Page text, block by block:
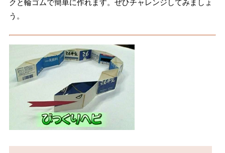
クと輪ゴムで簡単に作れます。ぜひチャレンジしてみましょ
う。